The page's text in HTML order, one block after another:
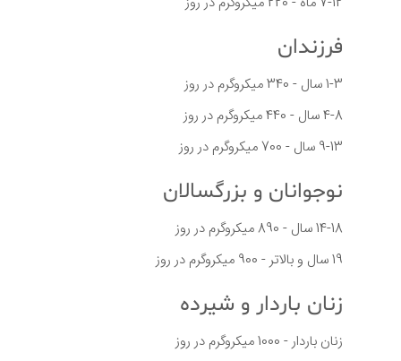
فرزندان
1-3 سال - 340 میکروگرم در روز
4-8 سال - 440 میکروگرم در روز
9-13 سال - 700 میکروگرم در روز
نوجوانان و بزرگسالان
14-18 سال - 890 میکروگرم در روز
19 سال و بالاتر - 900 میکروگرم در روز
زنان باردار و شیرده
زنان باردار - 1000 میکروگرم در روز